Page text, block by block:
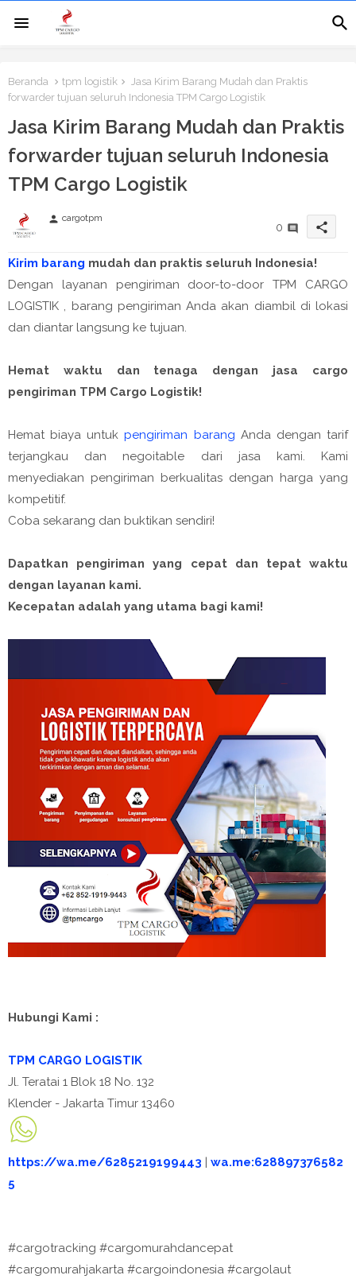
Beranda tpm logistik
Jasa Kirim Barang Mudah dan Praktis
forwarder tujuan seluruh Indonesia TPM Cargo Logistik
Jasa Kirim Barang Mudah dan Praktis
forwarder tujuan seluruh Indonesia
TPM Cargo Logistik
person cargotpm
0 share
Kirim barang mudah dan praktis seluruh Indonesia!
Dengan layanan pengiriman door-to-door TPM CARGO
LOGISTIK , barang pengiriman Anda akan diambil di lokasi
dan diantar langsung ke tujuan.
Hemat waktu dan tenaga dengan jasa cargo
pengiriman TPM Cargo Logistik!
Hemat biaya untukpengiriman barang Anda dengan tarif
terjangkau dan negoitable dari jasa kami. Kami
menyediakan pengiriman berkualitas dengan harga yang
kompetitif.
Coba sekarang dan buktikan sendiri!
Dapatkan pengiriman yang cepat dan tepat waktu
dengan layanan kami.
Kecepatan adalah yang utama bagi kami!
Hubungi Kami :
TPM CARGO LOGISTIK
Jl. Teratai 1 Blok 18 No. 132
Klender - Jakarta Timur 13460
https://wa.me/6285219199443 | wa.me:628897376582
5
#cargotracking #cargomurahdancepat
#cargomurahjakarta #cargoindonesia #cargolaut